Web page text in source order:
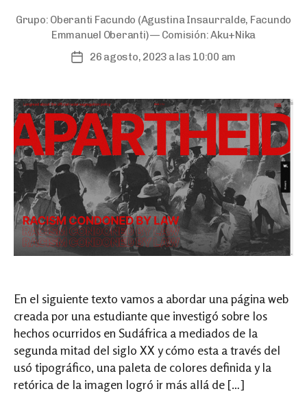
Grupo: Oberanti Facundo (Agustina Insaurralde, Facundo
Emmanuel Oberanti) — Comisión:Aku+Nika
Post26 agosto, 2023 a las 10:00 am
En el siguiente texto vamos a abordar una página web
creada por una estudiante que investigó sobre los
hechos ocurridos en Sudáfrica a mediados de la
segunda mitad del siglo XX y cómo esta a través del
usó tipográfico, una paleta de colores definida y la
retórica de la imagen logró ir más allá de […]